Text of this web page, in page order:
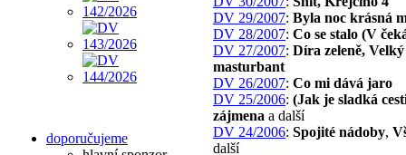
doporučujeme
DV 29/2007: Byla noc krásná
DV 28/2007: Co se stalo (V
DV 27/2007: Díra zeleně,
masturbant
DV 26/2007: Co mi dává jaro
DV 25/2006: (Jak je sladká
zájmena a další
DV 24/2006: Spojité nádoby,
další